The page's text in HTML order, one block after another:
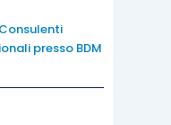
presso BDM